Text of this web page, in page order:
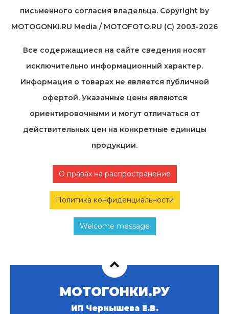
письменного согласия владельца. Copyright by
MOTOGONKI.RU Media / MOTOFOTO.RU (C) 2003-2026
Все содержащиеся на cайте сведения носят
исключительно информационный характер.
Информация о товарах не является публичной
офертой. Указанные цены являются
ориентировочными и могут отличаться от
действительных цен на конкретные единицы
продукции.
О правах на распространение
Политика конфиденциальности
Welcome message
МОТОГОНКИ.РУ
ИП Чернышева Е.В.